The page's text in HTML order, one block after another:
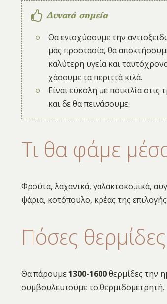
Δυνατά σημεία
Θα ενισχύσουμε την
μας προστασία, θα
καλύτερη υγεία και
χάσουμε τα περιττά κιλά.
Είναι εύκολη με ποικιλία στις
και δε θα πεινάσουμε.
Τι θα φάμε
Φρούτα, λαχανικά, γαλακτοκομικά,
ψάρια, κοτόπουλο, κρέας της
Πόσες
Θα πάρουμε 1300-1600θερμίδες την
συμβουλευτούμε το θερμιδομετρητή.